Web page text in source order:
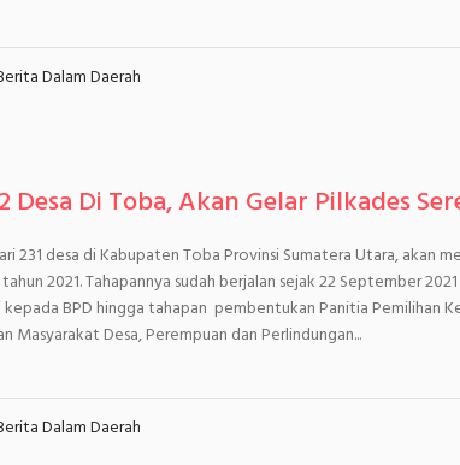
Dalam Daerah
Desa Di Toba, Akan Gelar Pilkades
231 desa di Kabupaten Toba Provinsi Sumatera Utara, akan
2021. Tahapannya sudah berjalan sejak 22 September
kepada BPD hingga tahapan pembentukan Panitia Pemilihan
Masyarakat Desa, Perempuan dan Perlindungan...
Dalam Daerah